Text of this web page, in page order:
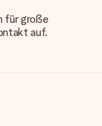
für große
auf.